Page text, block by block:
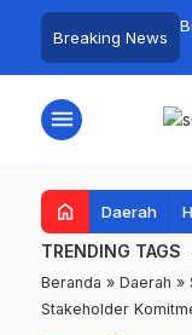
Breaking News
di Manistutu,
untuk
Warga
menu
home Daerah
TRENDING TAGS
Beranda » Daerah »
Stakeholder